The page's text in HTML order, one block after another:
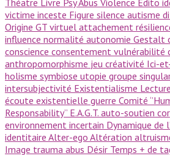
victime inceste Figure silence autisme
Origine GT virtuel attachement
influence normalité autonomie Gestalt
conscience consentement vulnérabilité
anthropomorphisme jeu créativité Ici-
holisme symbiose utopie groupe
intersubjectivité Existentialisme Lecture
écoute existentielle guerre Comité
Responsability’’ E.A.G.T. auto-soutien
environnement incertain Dynamique de
identitaire Alter-ego Altération
Image trauma abus Désir Temps + de